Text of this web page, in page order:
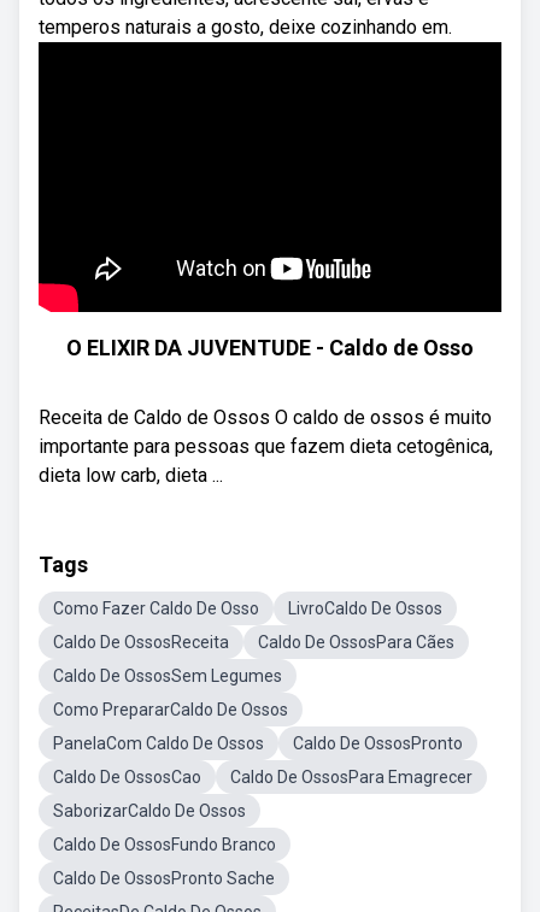
temperos naturais a gosto, deixe cozinhando em.
O ELIXIR DA JUVENTUDE - Caldo de Osso
Receita de Caldo de Ossos O caldo de ossos é muito
importante para pessoas que fazem dieta cetogênica,
dieta low carb, dieta ...
Tags
Como Fazer Caldo De Osso
LivroCaldo De Ossos
Caldo De OssosReceita
Caldo De OssosPara Cães
Caldo De OssosSem Legumes
Como PrepararCaldo De Ossos
PanelaCom Caldo De Ossos
Caldo De OssosPronto
Caldo De OssosCao
Caldo De OssosPara Emagrecer
SaborizarCaldo De Ossos
Caldo De OssosFundo Branco
Caldo De OssosPronto Sache